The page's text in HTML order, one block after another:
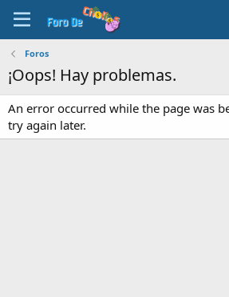
Foros
¡Oops! Hay problemas.
An error occurred while the page was
try again later.